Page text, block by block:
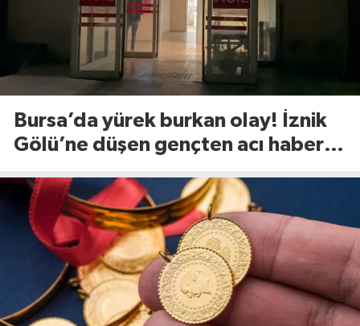
Bursa’da yürek burkan olay! İznik
Gölü’ne düşen gençten acı haber